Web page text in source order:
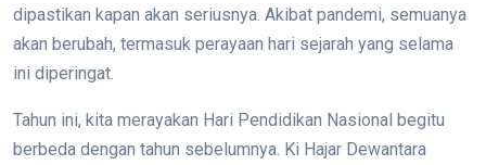
dipastikan kapan akan seriusnya. Akibat pandemi, semuanya
akan berubah, termasuk perayaan hari sejarah yang selama
ini diperingat.
Tahun ini, kita merayakan Hari Pendidikan Nasional begitu
berbeda dengan tahun sebelumnya. Ki Hajar Dewantara